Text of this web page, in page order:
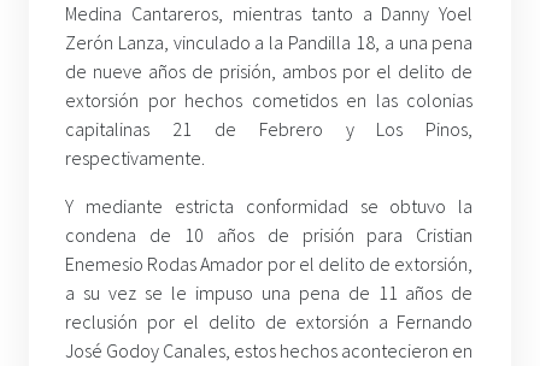
Medina Cantareros, mientras tanto a Danny Yoel
Zerón Lanza, vinculado a la Pandilla 18, a una pena
de nueve años de prisión, ambos por el delito de
extorsión por hechos cometidos en las colonias
capitalinas 21 de Febrero y Los Pinos,
respectivamente.
Y mediante estricta conformidad se obtuvo la
condena de 10 años de prisión para Cristian
Enemesio Rodas Amador por el delito de extorsión,
a su vez se le impuso una pena de 11 años de
reclusión por el delito de extorsión a Fernando
José Godoy Canales, estos hechos acontecieron en